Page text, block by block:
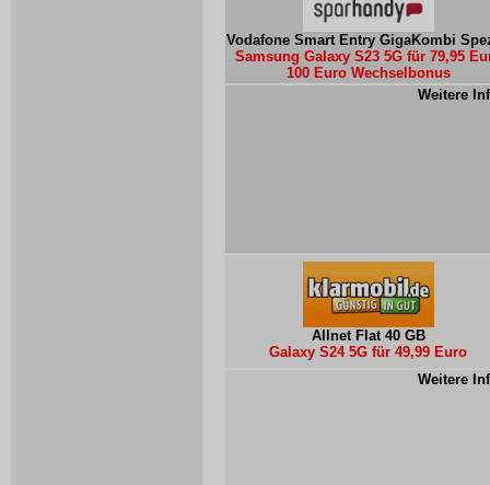
Vodafone Smart Entry GigaKombi
Samsung Galaxy S23 5G für 79,95
100 Euro Wechselbonus
Weitere
Allnet Flat 40 GB
Galaxy S24 5G für 49,99 Euro
Weitere